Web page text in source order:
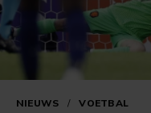
NIEUWS / VOETBAL